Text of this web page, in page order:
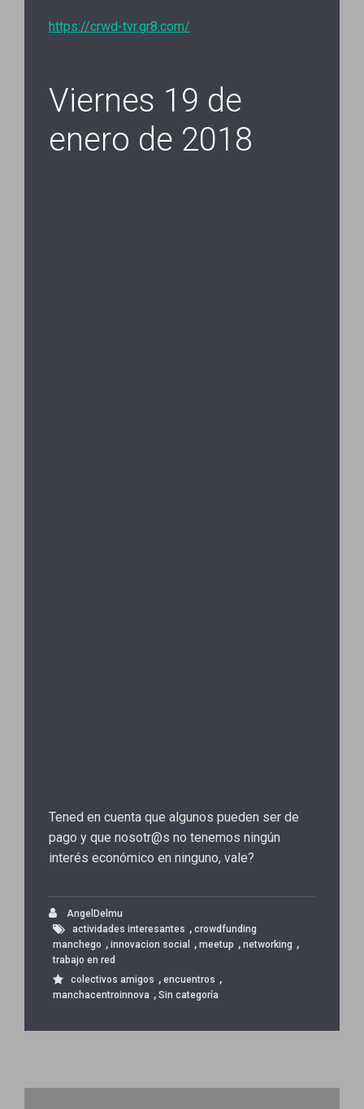
https://crwd-tvr.gr8.com/
Viernes 19 de
enero de 2018
Tened en cuenta que algunos pueden ser de
pago y que nosotr@s no tenemos ningún
interés económico en ninguno, vale?
AngelDelmu
actividades interesantes , crowdfunding
manchego , innovacion social , meetup , networking ,
trabajo en red
colectivos amigos , encuentros ,
manchacentroinnova , Sin categoría